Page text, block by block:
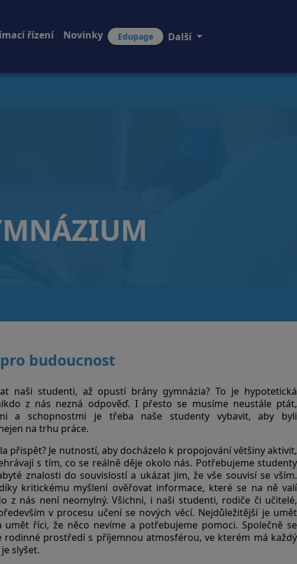
řízení Novinky Edupage Další
budoucnost
naši studenti, až opustí brány gymnázia? To je hypotetická
z nás nezná odpověď. I přesto se musíme neustále ptát,
a schopnostmi je třeba naše studenty vybavit, aby byli
na trhu práce.
přispět? Je nutností, aby docházelo k propojování většiny aktivit,
s tím, co se reálně děje okolo nás. Potřebujeme studenty
znalosti do souvislostí a ukázat jim, že vše souvisí se vším.
kritickému myšlení ověřovat informace, které se na ně valí
z nás není neomylný. Všichni, i naši studenti, rodiče či učitelé,
v procesu učení se nových věcí. Nejdůležitější je umět
umět říci, že něco nevíme a potřebujeme pomoci. Společně se
rodinné prostředí s příjemnou atmosférou, ve kterém má každý
slyšet.